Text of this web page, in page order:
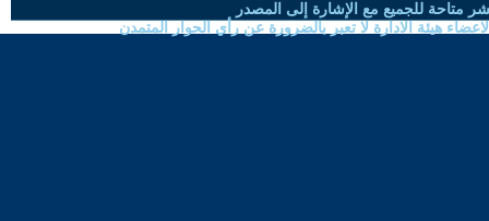
متاحة للجميع مع الإشارة إلى المصدر
هيئة الادارة لا تعبر بالضرورة عن رأي الحوار المتمدن